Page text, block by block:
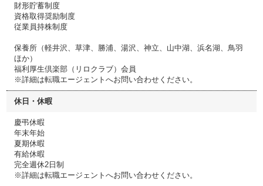
財形貯蓄制度
資格取得奨励制度
従業員持株制度
保養所（軽井沢、草津、勝浦、湯沢、神立、山中湖、浜名湖、鳥羽
ほか）
福利厚生倶楽部（リロクラブ）会員
※詳細は転職エージェントへお問い合わせください。
休日・休暇
慶弔休暇
年末年始
夏期休暇
有給休暇
完全週休2日制
※詳細は転職エージェントへお問い合わせください。